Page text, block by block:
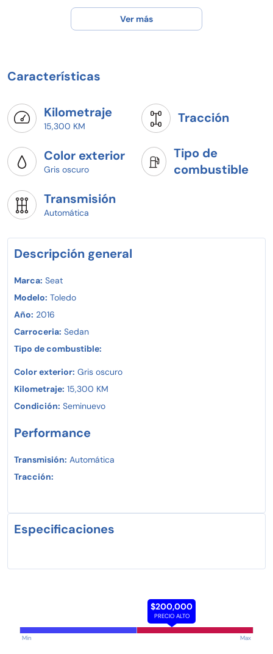
Ver más
Características
Kilometraje
15,300 KM
Tracción
Color exterior
Gris oscuro
Tipo de
combustible
Transmisión
Automática
Descripción general
Marca: Seat
Modelo: Toledo
Año: 2016
Carroceria: Sedan
Tipo de combustible:
Color exterior: Gris oscuro
Kilometraje: 15,300 KM
Condición: Seminuevo
Performance
Transmisión: Automática
Tracción:
Especificaciones
$200,000
PRECIO ALTO
Min Max